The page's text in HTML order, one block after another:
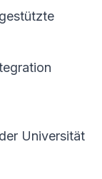
Universität